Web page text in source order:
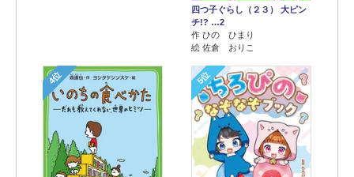
四つ子ぐらし（２３） 大ピン
チ!? …2
作 ひの ひまり
絵 佐倉 おりこ
4位 5位